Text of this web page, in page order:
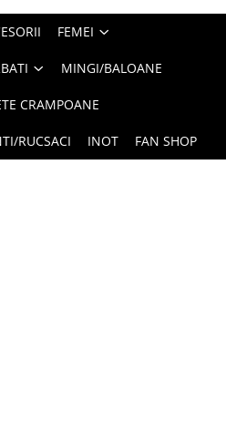
FEMEI
MINGI/BALOANE
CRAMPOANE
RUCSACI INOT FAN SHOP